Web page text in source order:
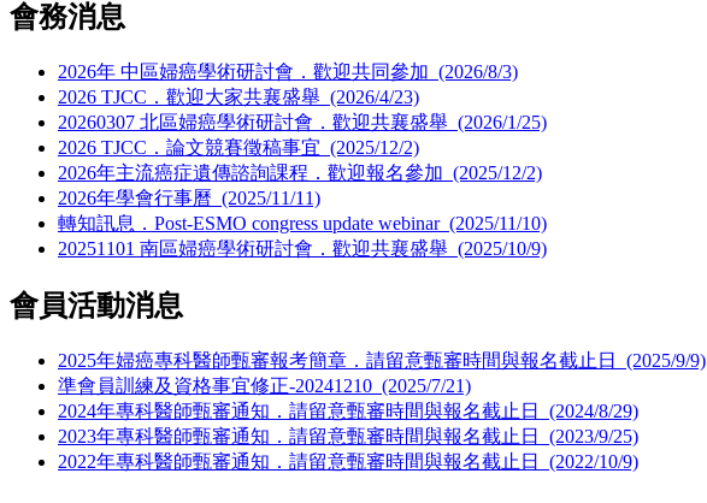
會務消息
2026年 中區婦癌學術研討會．歡迎共同參加 (2026/8/3)
2026 TJCC．歡迎大家共襄盛舉 (2026/4/23)
20260307 ​北區婦癌學術研討會．歡迎共襄盛舉 (2026/1/25)
2026 TJCC．論文競賽徵稿事宜 (2025/12/2)
2026年主流癌症遺傳諮詢課程．歡迎報名參加 (2025/12/2)
2026年學會行事曆 (2025/11/11)
轉知訊息．Post-ESMO congress update webinar(2025/11/10)
2025​1101 ​南區婦癌學術研討會．歡迎共襄盛舉 (2025/10/9)
會員活動消息
2025年婦癌專科醫師甄審報考簡章．請留意甄審時間與報名截止日
(2025/9/9)
準會員訓練及資格事宜修正-20241210 (2025/7/21)
2024年專科醫師甄審通知．請留意甄審時間與報名截止日
(2024/8/29)
2023年專科醫師甄審通知．請留意甄審時間與報名截止日
(2023/9/25)
2022年專科醫師甄審通知．請留意甄審時間與報名截止日
(2022/10/9)